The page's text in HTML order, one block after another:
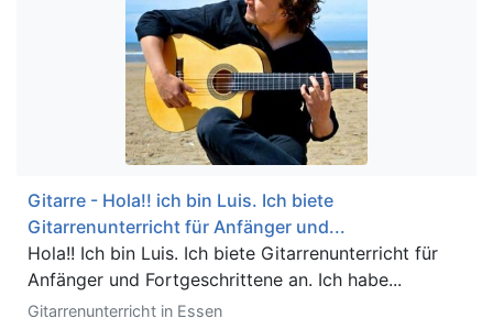
Gitarre - Hola!! ich bin Luis. Ich biete
Gitarrenunterricht für Anfänger und...
Hola!! Ich bin Luis. Ich biete Gitarrenunterricht für
Anfänger und Fortgeschrittene an. Ich habe...
Gitarrenunterricht in Essen